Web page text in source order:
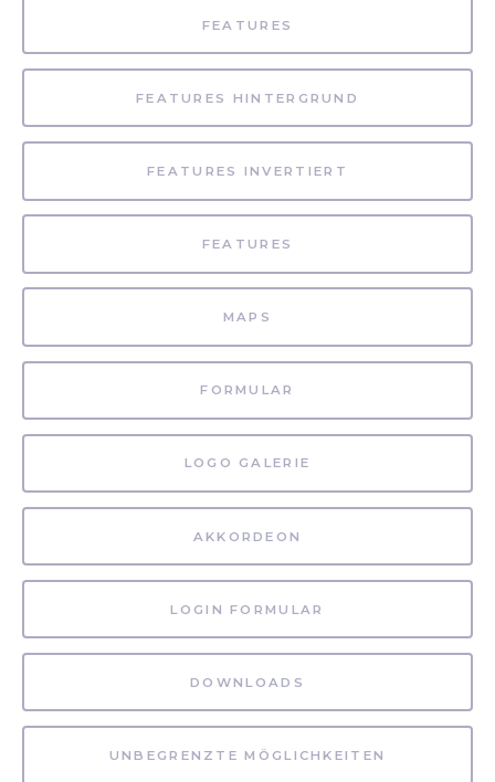
FEATURES
FEATURES HINTERGRUND
FEATURES INVERTIERT
FEATURES
MAPS
FORMULAR
LOGO GALERIE
AKKORDEON
LOGIN FORMULAR
DOWNLOADS
UNBEGRENZTE MÖGLICHKEITEN